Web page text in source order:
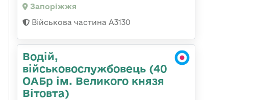
Запоріжжя
Військова частина А3130
Водій,
військовослужбовець (40
ОАБр ім. Великого князя
Вітовта)